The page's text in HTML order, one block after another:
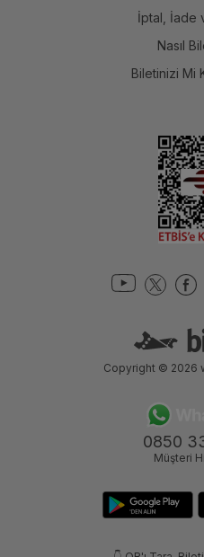
İptal, İade
Nasıl
Biletinizi Mi
0850
Müşteri
Copyright © 2026